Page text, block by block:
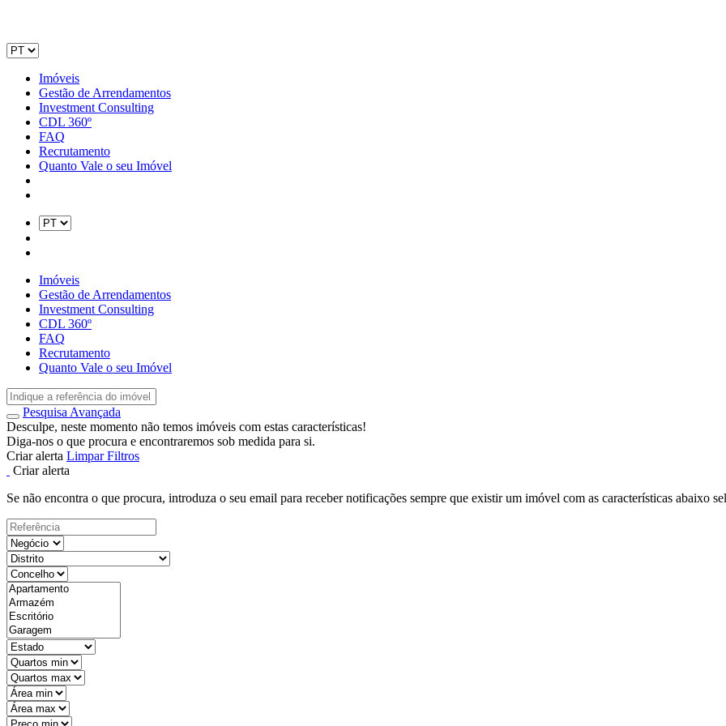
Imóveis
Gestão de Arrendamentos
Investment Consulting
CDL 360º
FAQ
Recrutamento
Quanto Vale o seu Imóvel
Imóveis
Gestão de Arrendamentos
Investment Consulting
CDL 360º
FAQ
Recrutamento
Quanto Vale o seu Imóvel
Pesquisa Avançada
Desculpe, neste momento não temos imóveis com estas características!
Diga-nos o que procura e encontraremos sob medida para si.
Criar alerta Limpar Filtros
Criar alerta
Se não encontra o que procura, introduza o seu email para receber notificações sempre que existir um imóvel com as características abaixo